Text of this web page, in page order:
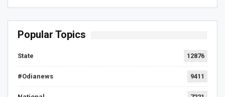
Popular Topics
State 12876
#Odianews 9411